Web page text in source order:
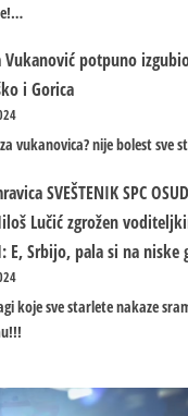
Vukanović potpuno
i Gorica
vukanovica? nije bolest sve
SVEŠTENIK SPC
Lučić zgrožen
E, Srbijo, pala si na niske
koje sve starlete nakaze